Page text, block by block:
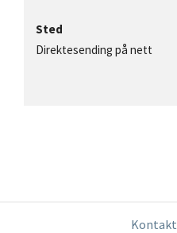
Sted
Direktesending på nett
Kontakt